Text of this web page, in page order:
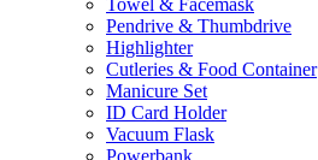
Towel & Facemask
Pendrive & Thumbdrive
Highlighter
Cutleries & Food Container
Manicure Set
ID Card Holder
Vacuum Flask
Powerbank